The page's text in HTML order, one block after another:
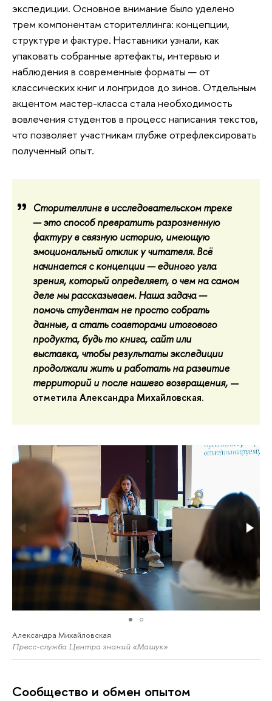
экспедиции. Основное внимание было уделено
трем компонентам сторителлинга: концепции,
структуре и фактуре. Наставники узнали, как
упаковать собранные артефакты, интервью и
наблюдения в современные форматы — от
классических книг и лонгридов до зинов. Отдельным
акцентом мастер-класса стала необходимость
вовлечения студентов в процесс написания текстов,
что позволяет участникам глубже отрефлексировать
полученный опыт.
Сторителлинг в исследовательском треке
— это способ превратить разрозненную
фактуру в связную историю, имеющую
эмоциональный отклик у читателя. Всё
начинается с концепции — единого угла
зрения, который определяет, о чем на самом
деле мы рассказываем. Наша задача —
помочь студентам не просто собрать
данные, а стать соавторами итогового
продукта, будь то книга, сайт или
выставка, чтобы результаты экспедиции
продолжали жить и работать на развитие
территорий и после нашего возвращения, —
отметила Александра Михайловская.
Александра Михайловская
Пресс-служба Центра знаний «Машук»
Сообщество и обмен опытом